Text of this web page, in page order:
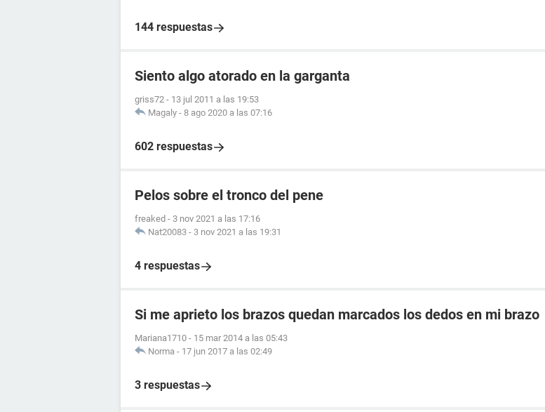
144 respuestas
Siento algo atorado en la garganta
griss72 - 13 jul 2011 a las 19:53
Magaly - 8 ago 2020 a las 07:16
602 respuestas
Pelos sobre el tronco del pene
freaked - 3 nov 2021 a las 17:16
Nat20083 - 3 nov 2021 a las 19:31
4 respuestas
Si me aprieto los brazos quedan marcados los dedos en mi brazo
Mariana1710 - 15 mar 2014 a las 05:43
Norma - 17 jun 2017 a las 02:49
3 respuestas